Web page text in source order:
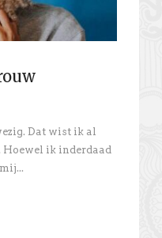
Dat wist ik al
Hoewel ik inderdaad